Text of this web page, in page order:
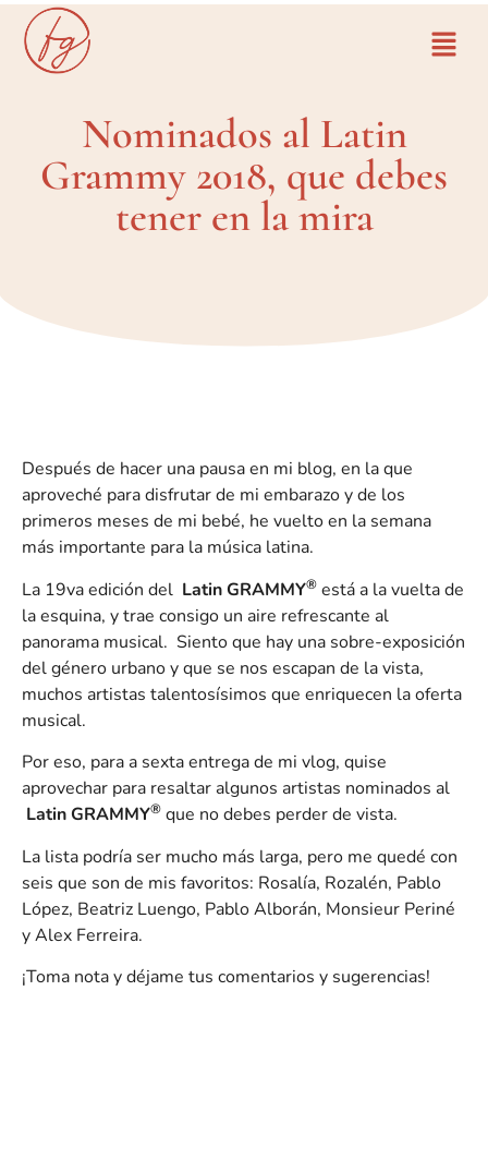
Nominados al Latin
Grammy 2018, que debes
tener en la mira
Después de hacer una pausa en mi blog, en la que
aproveché para disfrutar de mi embarazo y de los
primeros meses de mi bebé, he vuelto en la semana
más importante para la música latina.
La 19va edición del Latin GRAMMY® está a la vuelta de
la esquina, y trae consigo un aire refrescante al
panorama musical. Siento que hay una sobre-exposición
del género urbano y que se nos escapan de la vista,
muchos artistas talentosísimos que enriquecen la oferta
musical.
Por eso, para a sexta entrega de mi vlog, quise
aprovechar para resaltar algunos artistas nominados al
Latin GRAMMY® que no debes perder de vista.
La lista podría ser mucho más larga, pero me quedé con
seis que son de mis favoritos: Rosalía, Rozalén, Pablo
López, Beatriz Luengo, Pablo Alborán, Monsieur Periné
y Alex Ferreira.
¡Toma nota y déjame tus comentarios y sugerencias!